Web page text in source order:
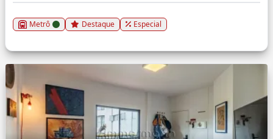
Metrô Destaque Especial